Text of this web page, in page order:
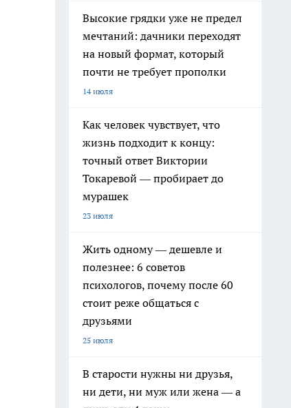
Высокие грядки уже не предел
мечтаний: дачники переходят
на новый формат, который
почти не требует прополки
14 июля
Как человек чувствует, что
жизнь подходит к концу:
точный ответ Виктории
Токаревой — пробирает до
мурашек
23 июля
Жить одному — дешевле и
полезнее: 6 советов
психологов, почему после 60
стоит реже общаться с
друзьями
25 июля
В старости нужны ни друзья,
ни дети, ни муж или жена — а